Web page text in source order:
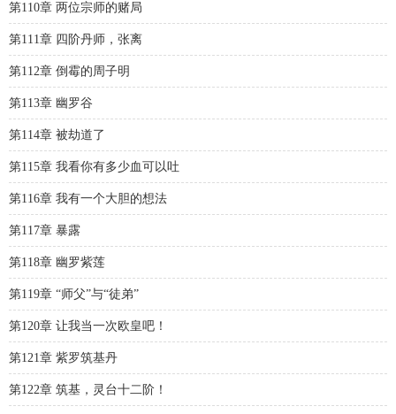
第110章 两位宗师的赌局
第111章 四阶丹师，张离
第112章 倒霉的周子明
第113章 幽罗谷
第114章 被劫道了
第115章 我看你有多少血可以吐
第116章 我有一个大胆的想法
第117章 暴露
第118章 幽罗紫莲
第119章 “师父”与“徒弟”
第120章 让我当一次欧皇吧！
第121章 紫罗筑基丹
第122章 筑基，灵台十二阶！